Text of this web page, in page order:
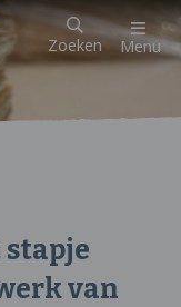
Zoeken Menu
van